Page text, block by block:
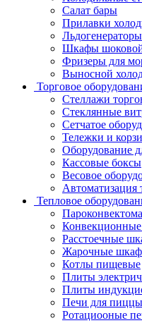
Салат бары
Прилавки
Льдогенераторы
Шкафы шоковой
Фризеры для
Выносной
Торговое
Стеллажи
Стеклянные
Сетчатое
Тележки и
Оборудование
Кассовые боксы
Весовое
Автоматизация
Тепловое
Расстоечные
Жарочные
Котлы пищевые
Плиты
Плиты
Печи для пиццы
Ротациооные